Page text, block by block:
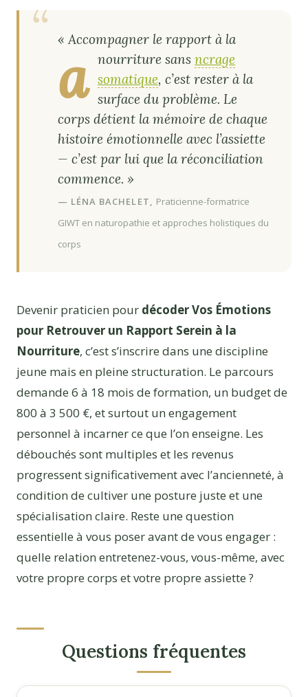
« Accompagner le rapport à la
nourriture sans
a
ncrage
somatique, c’est rester à la
surface du problème. Le
corps détient la mémoire de chaque
histoire émotionnelle avec l’assiette
— c’est par lui que la réconciliation
commence. »
— LÉNA BACHELET, Praticienne-formatrice
GIWT en naturopathie et approches holistiques du
corps
Devenir praticien pour décoder Vos Émotions
pour Retrouver un Rapport Serein à la
Nourriture, c’est s’inscrire dans une discipline
jeune mais en pleine structuration. Le parcours
demande 6 à 18 mois de formation, un budget de
800 à 3 500 €, et surtout un engagement
personnel à incarner ce que l’on enseigne. Les
débouchés sont multiples et les revenus
progressent significativement avec l’ancienneté, à
condition de cultiver une posture juste et une
spécialisation claire. Reste une question
essentielle à vous poser avant de vous engager :
quelle relation entretenez-vous, vous-même, avec
votre propre corps et votre propre assiette ?
Questions fréquentes